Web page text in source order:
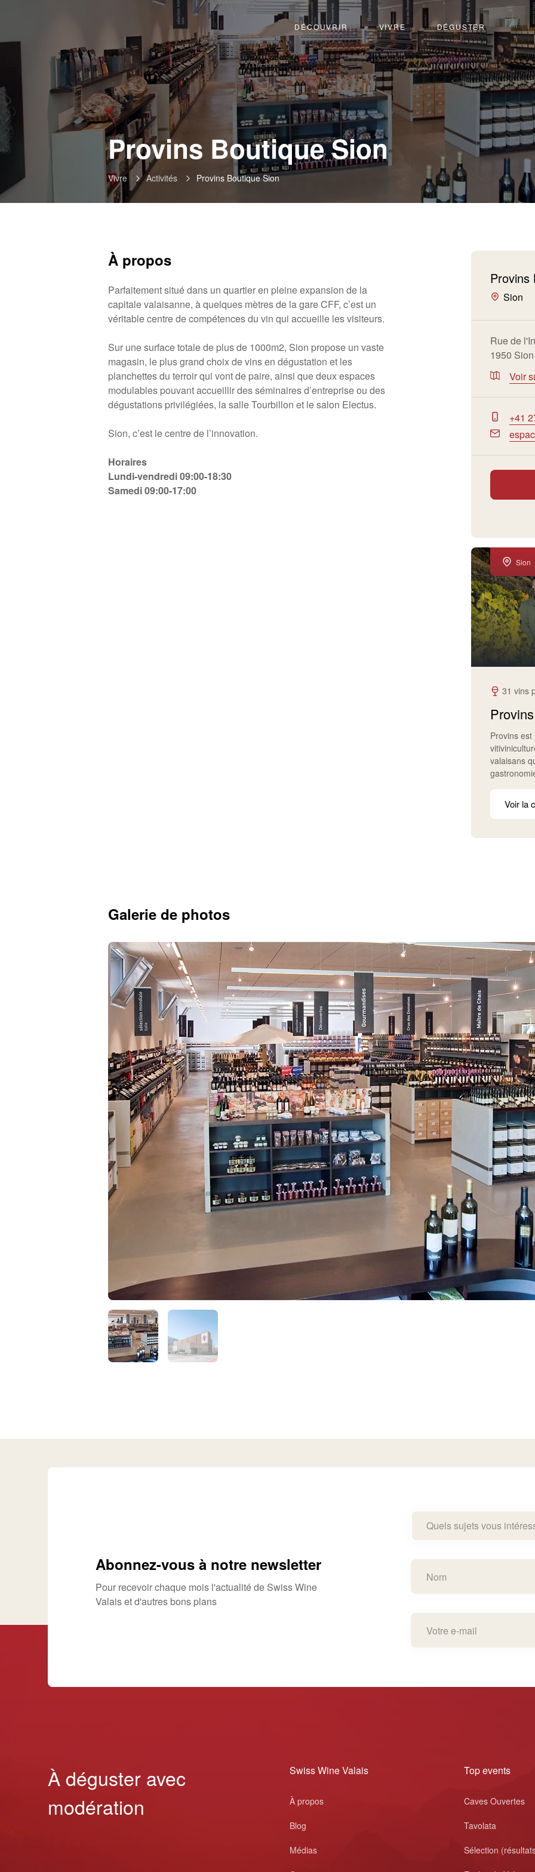
DÉCOUVRIR VIVRE DÉGUSTER
Provins Boutique Sion
Vivre Activités Provins Boutique Sion
À propos
Parfaitement situé dans un quartier en pleine expansion de la
capitale valaisanne, à quelques mètres de la gare CFF, c’est un
véritable centre de compétences du vin qui accueille les visiteurs.
Sur une surface totale de plus de 1000m2, Sion propose un vaste
magasin, le plus grand choix de vins en dégustation et les
planchettes du terroir qui vont de paire, ainsi que deux espaces
modulables pouvant accueillir des séminaires d’entreprise ou des
dégustations privilégiées, la salle Tourbillon et le salon Electus.
Sion, c’est le centre de l’innovation.
Horaires
Lundi-vendredi 09:00-18:30
Samedi 09:00-17:00
Provins
Sion
Rue de
1950 Sion
Voir
+41
Sion
31 vins
Provins
Provins
valaisans
Voir la
Galerie de photos
Abonnez-vous à notre newsletter
Pour recevoir chaque mois l'actualité de Swiss Wine
Valais et d'autres bons plans
Quels sujets vous
À déguster avec
modération
Swiss Wine Valais
À propos
Blog
Médias
Top events
Caves Ouvertes
Tavolata
Sélection